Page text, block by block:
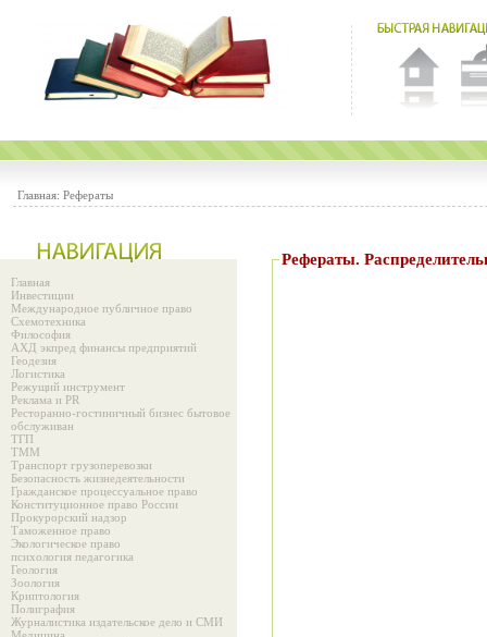
Главная: Рефераты
Главная
Инвестиции
Международное публичное право
Схемотехника
Философия
АХД экпред финансы предприятий
Геодезия
Логистика
Режущий инструмент
Реклама и PR
Ресторанно-гостиничный бизнес бытовое
обслуживан
ТГП
ТММ
Транспорт грузоперевозки
Безопасность жизнедеятельности
Гражданское процессуальное право
Конституционное право России
Прокурорский надзор
Таможенное право
Экологическое право
психология педагогика
Геология
Зоология
Криптология
Полиграфия
Журналистика издательское дело и СМИ
Рефераты.